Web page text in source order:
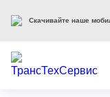
Скачивайте наше